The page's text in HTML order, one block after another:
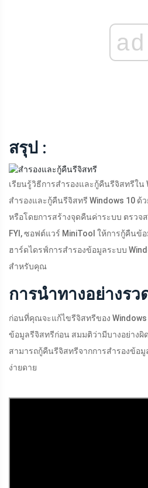
ad
สรุป :
เรียนรู้วิธีการสำรองและกู้คืนรีจิสทรีใ
สำรองและกู้คืนรีจิสทรี Windows 10 ด้
หรือโดยการสร้างจุดคืนค่าระบบ ตรวจ
FYI, ซอฟต์แวร์ MiniTool ให้การกู้คืนข้
ฮาร์ดไดรฟ์การสำรองข้อมูลระบบ
สำหรับคุณ
การนำทางอย่างรว
ก่อนที่คุณจะแก้ไขรีจิสทรีของ
ข้อมูลรีจิสทรีก่อน สมมติว่ามีบางอย่าง
สามารถกู้คืนรีจิสทรีจากการสำรองข้อมู
ง่ายดาย